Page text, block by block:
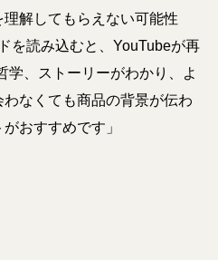
解してもらえない可能性
を読み込むと、YouTubeが再
学、ストーリーがわかり、よ
なくても商品の背景が伝わ
おすすめです」